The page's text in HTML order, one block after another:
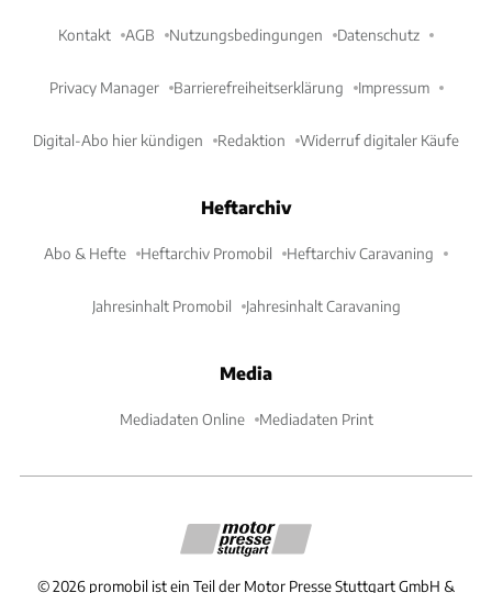
Kontakt AGB Nutzungsbedingungen Datenschutz
Privacy Manager Barrierefreiheitserklärung Impressum
Digital-Abo hier kündigen Redaktion Widerruf digitaler Käufe
Heftarchiv
Abo & Hefte Heftarchiv Promobil Heftarchiv Caravaning
Jahresinhalt Promobil Jahresinhalt Caravaning
Media
Mediadaten Online Mediadaten Print
©2026 promobil ist ein Teil der Motor Presse Stuttgart GmbH &